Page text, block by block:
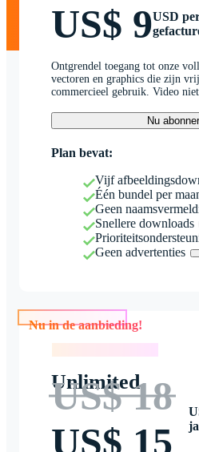
US$ 9USD
Ontgrendel toegang tot onze
vectoren en graphics die zijn
commercieel gebruik. Video niet
Nu
Plan bevat:
Vijf
Één bundel per
Geen
Snellere downloads
Geen advertenties
Nu in de aanbieding!
Unlimited
US$ 18
US$ 15